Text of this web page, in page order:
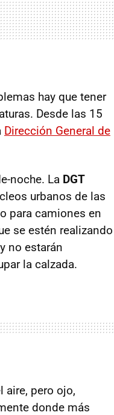
hay que tener
Desde las 15
Dirección General de
noche. La DGT
urbanos de las
para camiones en
se estén realizando
no estarán
la calzada.
aire, pero ojo,
donde más